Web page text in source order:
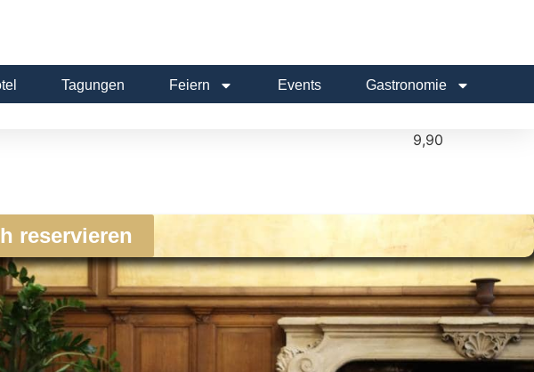
Tagungen Feiern Events Gastronomie
9,90
reservieren